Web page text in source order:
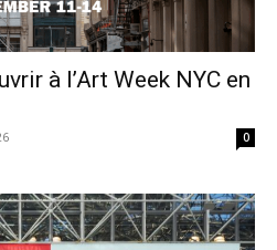
à l’Art Week NYC en
0